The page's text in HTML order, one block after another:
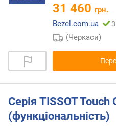
31 460 грн.
Bezel.com.ua
(Черкаси)
Серія TISSOT Touch
(функціональність)